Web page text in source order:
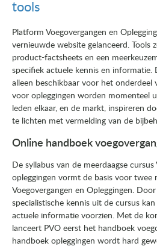
tools
Platform Voegovergangen en
vernieuwde website gelanceerd. Tools
product-factsheets en een
specifiek actuele kennis en informatie.
alleen beschikbaar voor het onderdeel
voor opleggingen worden momenteel
leden elkaar, en de markt, inspireren
te lichten met vermelding van de
Online handboek
De syllabus van de meerdaagse cursus
opleggingen vormt de basis voor twee
Voegovergangen en Opleggingen.
specialistische kennis uit de cursus
actuele informatie voorzien. Met de
lanceert PVO eerst het handboek
handboek opleggingen wordt hard